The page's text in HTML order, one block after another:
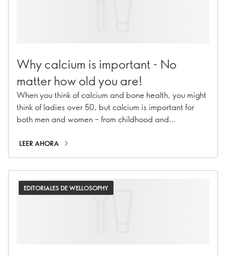
Why calcium is important - No
matter how old you are!
When you think of calcium and bone health, you might
think of ladies over 50, but calcium is important for
both men and women – from childhood and
out why calcium matters at every age, and how you
can make sure you – and those you love – are getting
LEER AHORA
EDITORIALES DE WELLOSOPHY